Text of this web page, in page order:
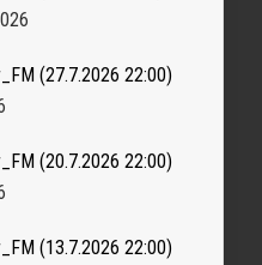
(27.7.2026 22:00)
(20.7.2026 22:00)
(13.7.2026 22:00)